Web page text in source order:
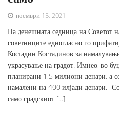
ноември 15, 2021
На денешната седница на Советот
советниците едногласно го
Костадин Костадинов за
украсување на градот. Имнео, во
планирани 1,5 милиони денари, а
намалени на 400 илјади денари. -
само градскиот […]